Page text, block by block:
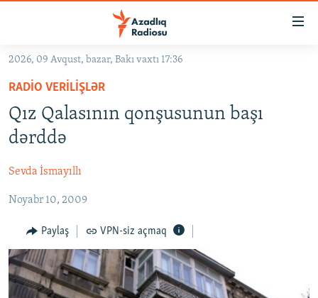
Əsas
qayıt
Əsas
naviqasiyaya
qayıt
Axtarışa
GÜNDƏM
KORRUPSIOMETR
FƏRQƏ BAX
QANUNI DOĞRU
ARAŞDIRMA
MULTIMEDIA
VIDEO
RADIO ARXIV
2026, 09 Avqust, bazar, Bakı vaxtı 17:36
RADIO VERILIŞLƏR
Qız Qalasının qonşusunun başı
dərddə
Sevda İsmayıllı
Noyabr 10, 2009
Paylaş VPN-siz açmaq